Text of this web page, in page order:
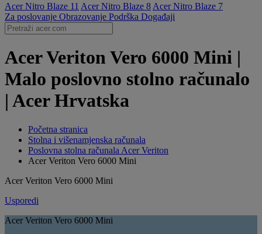
Acer Nitro Blaze 11 Acer Nitro Blaze 8 Acer Nitro Blaze 7
Za poslovanje Obrazovanje Podrška Događaji
Acer Veriton Vero 6000 Mini |
Malo poslovno stolno računalo
| Acer Hrvatska
Početna stranica
Stolna i višenamjenska računala
Poslovna stolna računala Acer Veriton
Acer Veriton Vero 6000 Mini
Acer Veriton Vero 6000 Mini
Usporedi
Acer Veriton Vero 6000 Mini